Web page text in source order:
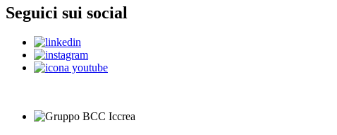
Seguici sui social